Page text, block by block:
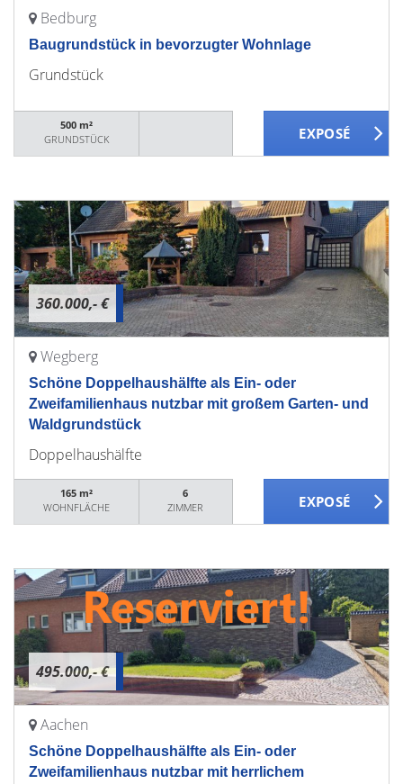
Bedburg
Baugrundstück in bevorzugter Wohnlage
Grundstück
500 m²
GRUNDSTÜCK
360.000,- €
Wegberg
Schöne Doppelhaushälfte als Ein- oder
Zweifamilienhaus nutzbar mit großem Garten- und
Waldgrundstück
Doppelhaushälfte
165 m²
WOHNFLÄCHE
6
ZIMMER
495.000,- €
Aachen
Schöne Doppelhaushälfte als Ein- oder
Zweifamilienhaus nutzbar mit herrlichem